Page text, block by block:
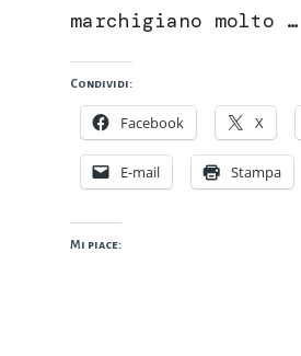
marchigiano molto …
Condividi:
Facebook X
E-mail Stampa
Mi piace: